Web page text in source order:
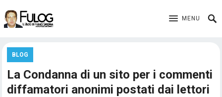
MENU
BLOG
La Condanna di un sito per i commenti
diffamatori anonimi postati dai lettori